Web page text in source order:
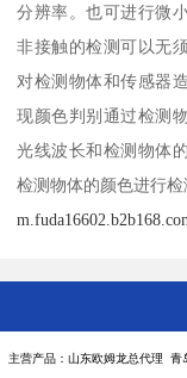
分辨率。也可进行微
非接触的检测可以无
对检测物体和传感器
现颜色判别通过检测
光线波长和检测物体
检测物体的颜色进行检
主营产品：山东欧姆龙总代理